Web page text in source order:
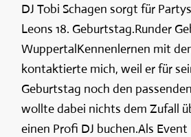
DJ Tobi Schagen sorgt für
Leons 18. Geburtstag.Runder
WuppertalKennenlernen mit
kontaktierte mich, weil er für
Geburtstag noch den
wollte dabei nichts dem Zufall
einen Profi DJ buchen.Als Event